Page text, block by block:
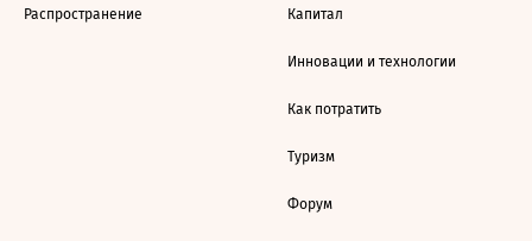
Распространение Капитал
Инновации и технологии
Как потратить
Туризм
Форум